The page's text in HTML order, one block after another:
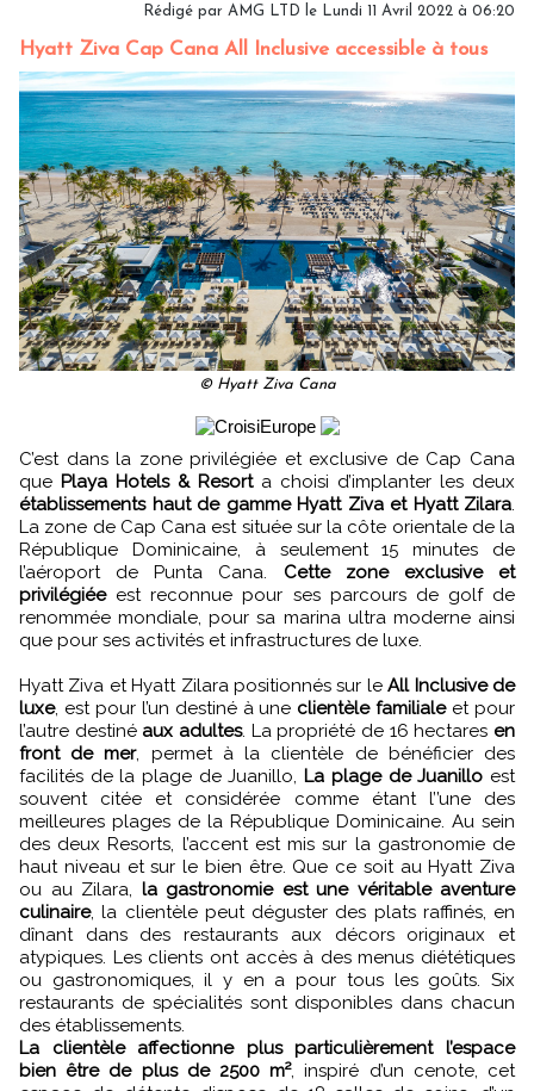
Rédigé par AMG LTD le Lundi 11 Avril 2022 à 06:20
Hyatt Ziva Cap Cana All Inclusive accessible à tous
© Hyatt Ziva Cana
C’est dans la zone privilégiée et exclusive de Cap Cana
que Playa Hotels & Resorta choisi d’implanter les deux
établissements haut de gamme Hyatt Ziva et Hyatt Zilara.
La zone de Cap Cana est située sur la côte orientale de la
République Dominicaine, à seulement 15 minutes de
l’aéroport de Punta Cana. Cette zone exclusive et
privilégiéeest reconnue pour ses parcours de golf de
renommée mondiale, pour sa marina ultra moderne ainsi
que pour ses activités et infrastructures de luxe.
Hyatt Ziva et Hyatt Zilara positionnés sur leAll Inclusive de
luxe, est pour l’un destiné à une clientèle familialeet pour
l’autre destiné aux adultes. La propriété de 16 hectares en
front de mer, permet à la clientèle de bénéficier des
facilités de la plage de Juanillo, La plage de Juanillo est
souvent citée et considérée comme étant l’’une des
meilleures plages de la République Dominicaine. Au sein
des deux Resorts, l’accent est mis sur la gastronomie de
haut niveau et sur le bien être. Que ce soit au Hyatt Ziva
ou au Zilara, la gastronomie est une véritable aventure
culinaire, la clientèle peut déguster des plats raffinés, en
dînant dans des restaurants aux décors originaux et
atypiques. Les clients ont accès à des menus diététiques
ou gastronomiques, il y en a pour tous les goûts. Six
restaurants de spécialités sont disponibles dans chacun
des établissements.
La clientèle affectionne plus particulièrement l’espace
bien être de plus de 2500 m², inspiré d’un cenote, cet